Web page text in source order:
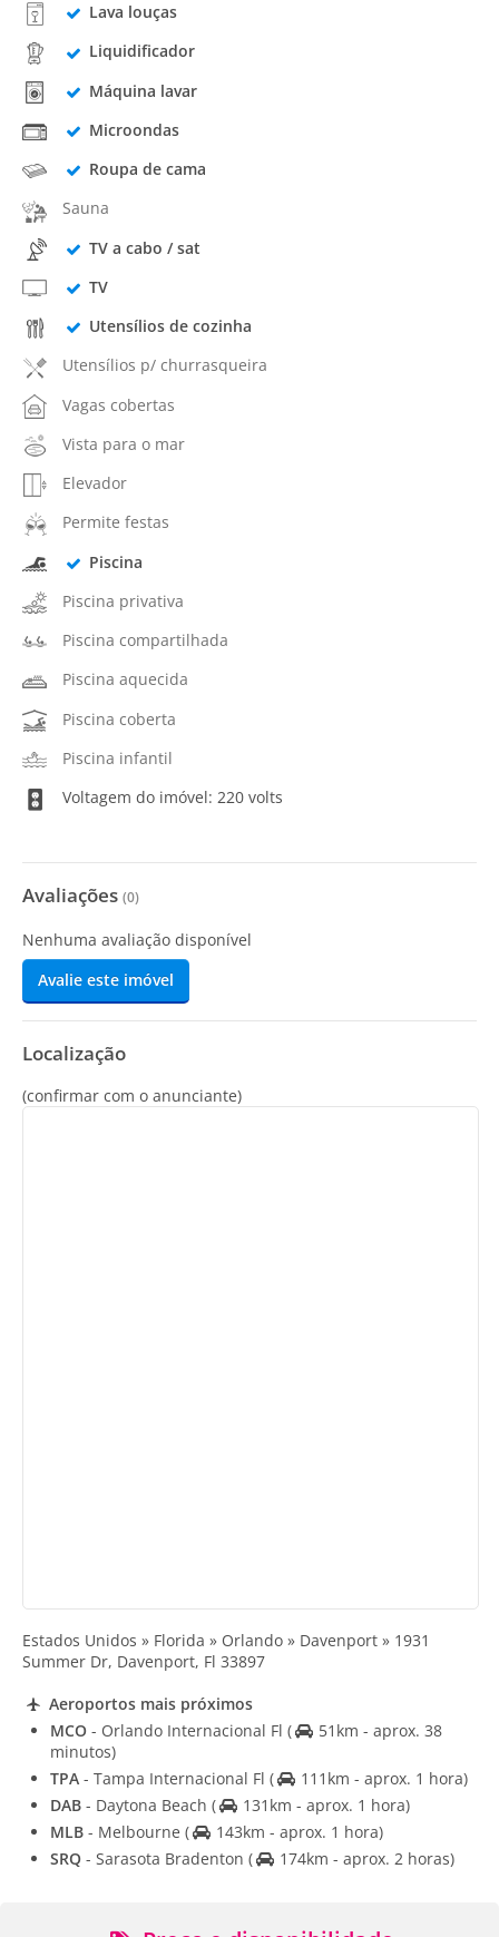
Lava louças
Liquidificador
Máquina lavar
Microondas
Roupa de cama
Sauna
TV a cabo / sat
TV
Utensílios de cozinha
Utensílios p/ churrasqueira
Vagas cobertas
Vista para o mar
Elevador
Permite festas
Piscina
Piscina privativa
Piscina compartilhada
Piscina aquecida
Piscina coberta
Piscina infantil
Voltagem do imóvel: 220 volts
Avaliações (0)
Nenhuma avaliação disponível
Avalie este imóvel
Localização
(confirmar com o anunciante)
Estados Unidos » Florida » Orlando » Davenport » 1931
Summer Dr, Davenport, Fl 33897
Aeroportos mais próximos
MCO - Orlando Internacional Fl (
51km - aprox. 38
minutos)
TPA - Tampa Internacional Fl (
111km - aprox. 1 hora)
DAB - Daytona Beach (
131km - aprox. 1 hora)
MLB - Melbourne (
143km - aprox. 1 hora)
SRQ - Sarasota Bradenton ( 174km - aprox. 2 horas)